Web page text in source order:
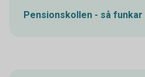
Pensionskollen - så funkar